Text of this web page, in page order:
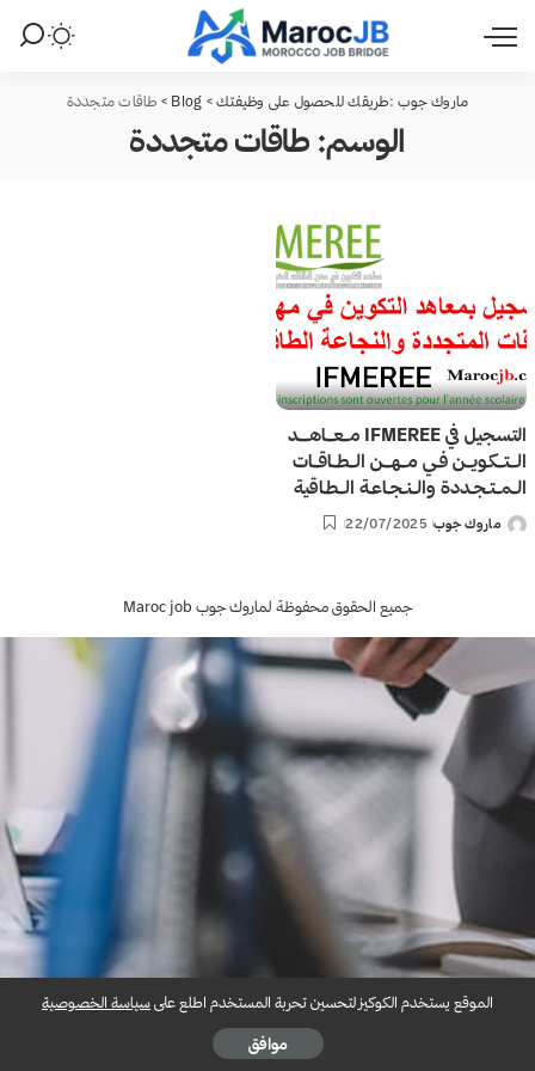
ماروك جوب :طريقك للحصول على وظيفتك>
Blog
> طاقات متجددة
الوسم:طاقات متجددة
التسجيل في IFMEREE مـــعـــاهــــد
الــتــكـــويــن فـي مــهـــن الــطــاقــات
الـمـتـجـددة والـنـجـاعـة الــطـاقية
Posted
ماروك جوب 22/07/2025
جميع الحقوق محفوظة لماروك جوب Maroc job
الموقع يستخدم الكوكيز لتحسين تحربة المستخدم اطلع على سياسة الخصوصية
موافق